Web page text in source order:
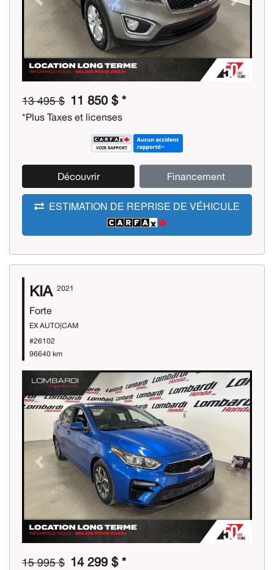
Previous Next
13 495 $ 11 850 $ *
*Plus Taxes et licenses
Découvrir Financement
ESTIMATION DE REPRISE DE VÉHICULE
KIA 2021
Forte
EX AUTO|CAM
#26102
96640 km
Previous Next
15 995 $ 14 299 $ *